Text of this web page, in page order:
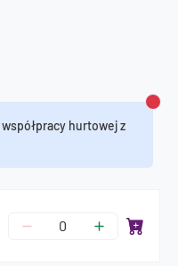
współpracy hurtowej z